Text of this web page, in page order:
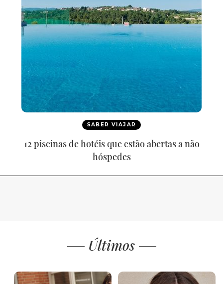
SABER VIAJAR
12 piscinas de hotéis que estão abertas a não
hóspedes
Últimos